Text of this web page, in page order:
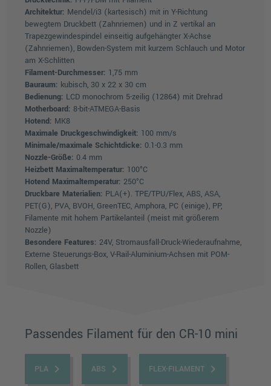
Architektur: Mendel/i3 (kartesisch) mit in Y-Richtung
bewegtem Druckbett (Zahnriemen) und in Z vertikal an
Trapezgewindespindel einseitig aufgehängter X-Achse
(Zahnriemen), Bowden-System mit kurzem Schlauch und Motor
am X-Schlitten
Filament-Durchmesser: 1,75 mm
Bauraum: kubisch, 30 x 22 x 30 cm
Bedienung: LCD monochrom 5-zeilig (12864) mit Drehrad
Motherboard: 8-bit-ATMEGA-Basis
Hotend: MK8
Maximale Druckgeschwindigkeit: 100 mm/s
Minimale/maximale Schichtdicke: 0.1-0.3 mm
Nozzle-Größe: 0.4 mm
Heizbett Maximaltemperatur: 100°C
Hotend Maximaltemperatur: 250°C
Druckbare Materialien: PLA(+). TPE/TPU/Flex, ABS, ASA,
PET(G), PVA, BVOH, GreenTEC, Amphora, PC (einige), PP,
Filamente mit hohem Partikelanteil (meist mit größerem
Nozzle)
Besondere Features: 24V, Stromausfall-Druck-Wiederaufnahme,
Externe Steuerungs-Box, V-Rail-Aluminium-Achsen mit POM-
Rollen, Glasbett
Passendes Filament für den CR-10 mini
PLA keyboard_arrow_right ABS keyboard_arrow_right FLEX-FILAMENT keyboard_arrow_right